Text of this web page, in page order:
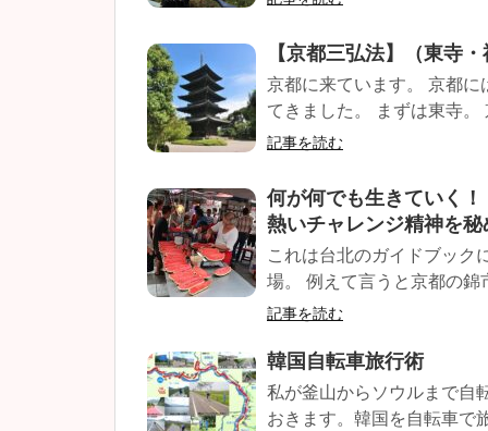
【京都三弘法】（東寺
京都に来ています。 京都
てきました。 まずは東寺。
記事を読む
何が何でも生きていく
熱いチャレンジ精神を
これは台北のガイドブック
場。 例えて言うと京都の
記事を読む
韓国自転車旅行術
私が釜山からソウルまで自
おきます。韓国を自転車で